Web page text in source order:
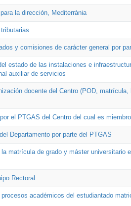
la dirección, Mediterrània
y comisiones de carácter general por
estado de las instalaciones e
auxiliar de servicios
docente del Centro (POD,
el PTGAS del Centro del cual es
Departamento por parte del PTGAS
matrícula de grado y máster universitario
Rectoral
académicos del estudiantado